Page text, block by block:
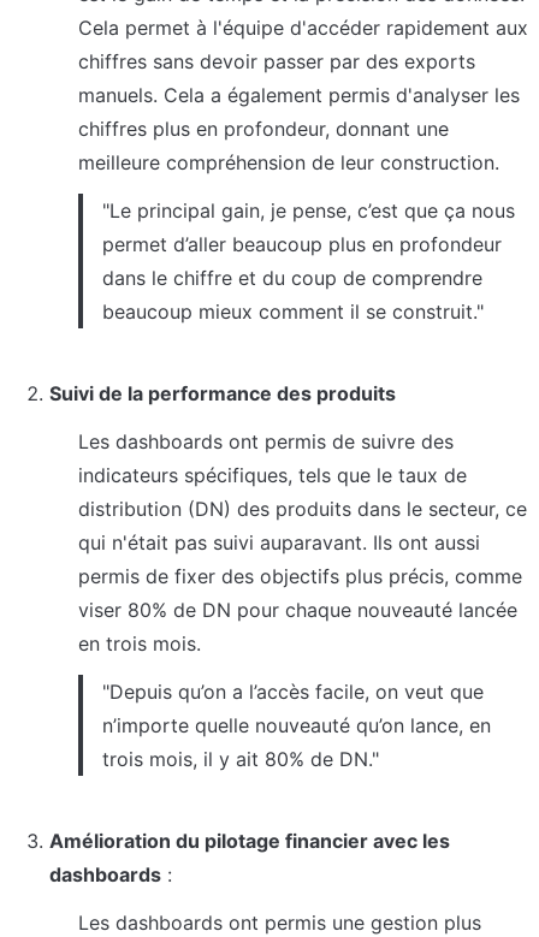
Cela permet à l'équipe d'accéder rapidement aux
chiffres sans devoir passer par des exports
manuels. Cela a également permis d'analyser les
chiffres plus en profondeur, donnant une
meilleure compréhension de leur construction.
"Le principal gain, je pense, c’est que ça nous
permet d’aller beaucoup plus en profondeur
dans le chiffre et du coup de comprendre
beaucoup mieux comment il se construit."
Suivi de la performance des produits
Les dashboards ont permis de suivre des
indicateurs spécifiques, tels que le taux de
distribution (DN) des produits dans le secteur, ce
qui n'était pas suivi auparavant. Ils ont aussi
permis de fixer des objectifs plus précis, comme
viser 80% de DN pour chaque nouveauté lancée
en trois mois.
"Depuis qu’on a l’accès facile, on veut que
n’importe quelle nouveauté qu’on lance, en
trois mois, il y ait 80% de DN."
Amélioration du pilotage financier avec les
dashboards :
Les dashboards ont permis une gestion plus